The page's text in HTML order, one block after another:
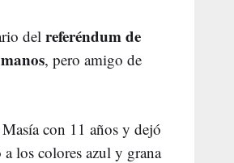
del referéndum de
, pero amigo de
con 11 años y dejó
los colores azul y grana